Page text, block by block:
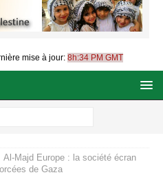
mise à jour: 8h:34 PM GMT
Al-Majd Europe : la société écran
de Gaza